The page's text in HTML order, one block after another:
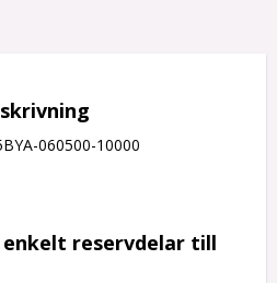
060500-10000
enkelt reservdelar till